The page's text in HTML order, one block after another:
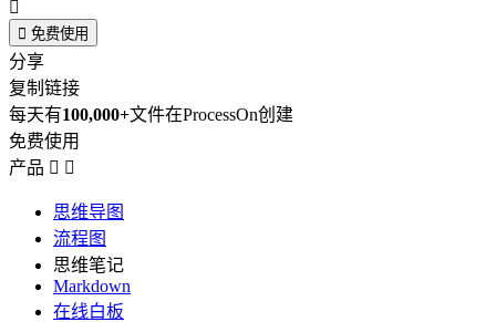

 免费使用
分享
复制链接
每天有100,000+文件在ProcessOn创建
免费使用
产品  
思维导图
流程图
思维笔记
Markdown
在线白板